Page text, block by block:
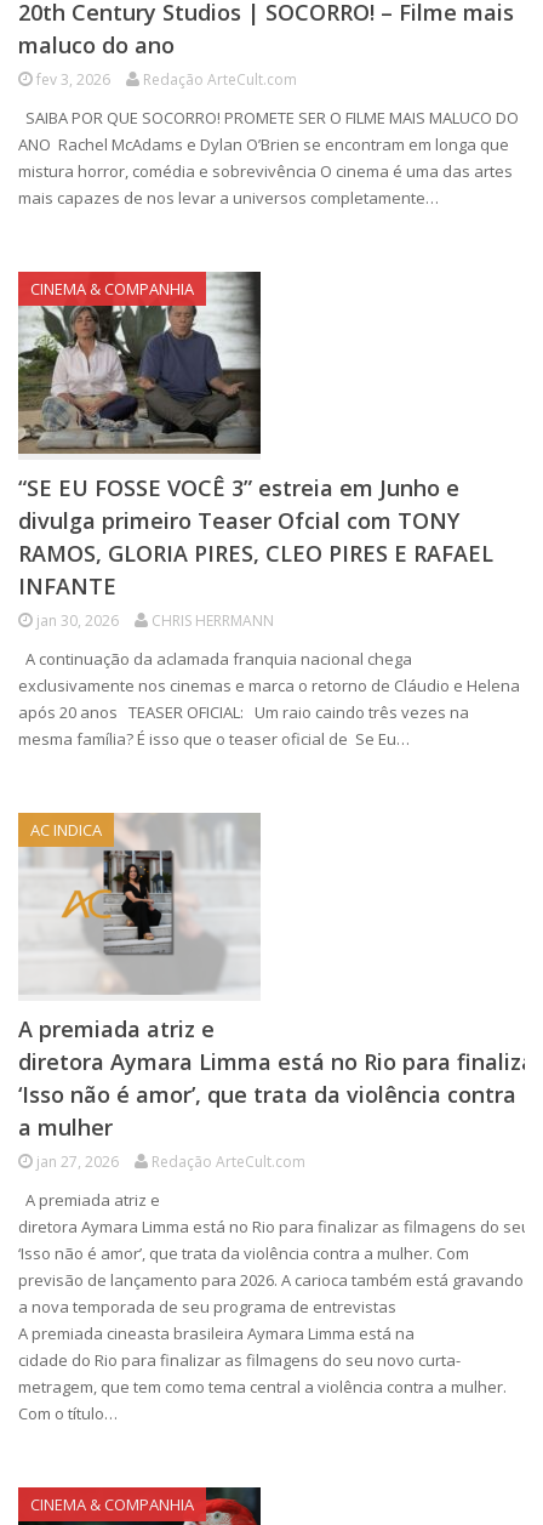
20th Century Studios | SOCORRO! – Filme mais
maluco do ano
fev 3, 2026 Redação ArteCult.com
SAIBA POR QUE SOCORRO! PROMETE SER O FILME MAIS MALUCO DO
ANO Rachel McAdams e Dylan O’Brien se encontram em longa que
mistura horror, comédia e sobrevivência O cinema é uma das artes
mais capazes de nos levar a universos completamente…
CINEMA & COMPANHIA
“SE EU FOSSE VOCÊ 3” estreia em Junho e
divulga primeiro Teaser Ofcial com TONY
RAMOS, GLORIA PIRES, CLEO PIRES E RAFAEL
INFANTE
jan 30, 2026 CHRIS HERRMANN
A continuação da aclamada franquia nacional chega
exclusivamente nos cinemas e marca o retorno de Cláudio e Helena
após 20 anos TEASER OFICIAL: Um raio caindo três vezes na
mesma família? É isso que o teaser oficial de Se Eu…
AC INDICA
A premiada atriz e
diretora Aymara Limma está no Rio para
‘Isso não é amor’, que trata da violência contra
a mulher
jan 27, 2026 Redação ArteCult.com
A premiada atriz e
diretora Aymara Limma está no Rio para finalizar as filmagens do seu
‘Isso não é amor’, que trata da violência contra a mulher. Com
previsão de lançamento para 2026. A carioca também está gravando
a nova temporada de seu programa de entrevistas
A premiada cineasta brasileira Aymara Limma está na
cidade do Rio para finalizar as filmagens do seu novo curta-
metragem, que tem como tema central a violência contra a mulher.
Com o título…
CINEMA & COMPANHIA